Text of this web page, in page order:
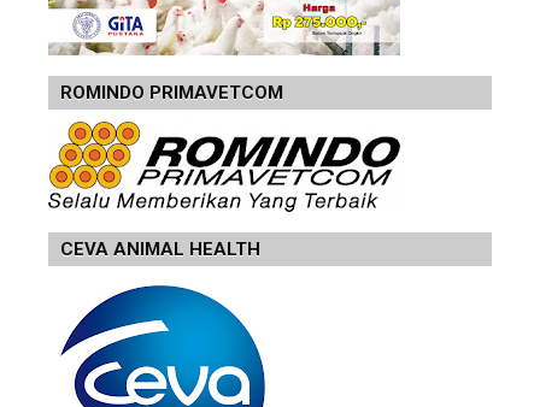
ROMINDO PRIMAVETCOM
CEVA ANIMAL HEALTH